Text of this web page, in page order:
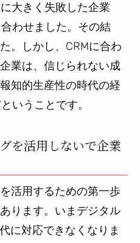
大きく失敗した企業
わせました。その結
。しかし、CRMに合わ
業は、信じられない成
知的生産性の時代の経
いうことです。
を活用しないで企業
活用するための第一歩
ります。いまデジタル
に対応できなくなりま